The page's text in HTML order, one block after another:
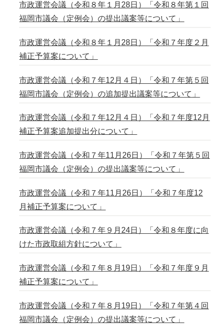
市政運営会議（令和８年１月28日）「令和８年第１回
福岡市議会（定例会）の提出議案等について」
市政運営会議（令和８年１月28日）「令和７年度２月
補正予算案について」
市政運営会議（令和７年12月４日）「令和７年第５回
福岡市議会（定例会）の追加提出議案等について」
市政運営会議（令和７年12月４日）「令和７年度12月
補正予算案追加提出分について」
市政運営会議（令和７年11月26日）「令和７年第５回
福岡市議会（定例会）の提出議案等について」
市政運営会議（令和７年11月26日）「令和７年度12
月補正予算案について」
市政運営会議（令和７年９月24日）「令和８年度に向
けた市政取組方針について」
市政運営会議（令和７年８月19日）「令和７年度９月
補正予算案について」
市政運営会議（令和７年８月19日）「令和７年第４回
福岡市議会（定例会）の提出議案等について」